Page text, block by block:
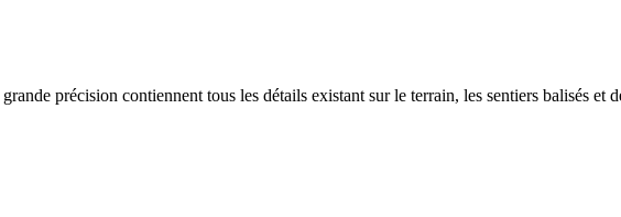
précision contiennent tous les détails existant sur le terrain, les sentiers balisés et